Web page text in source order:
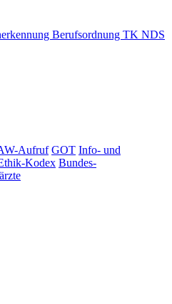
Berufsordnung TK NDS
Aufruf GOT Info- und
Kodex Bundes-